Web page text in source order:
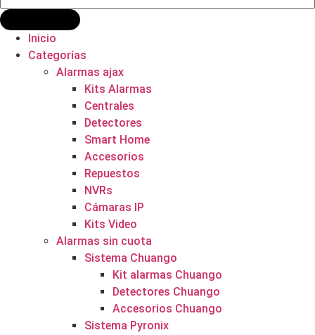
productos
Inicio
Categorías
Alarmas ajax
Kits Alarmas
Centrales
Detectores
Smart Home
Accesorios
Repuestos
NVRs
Cámaras IP
Kits Video
Alarmas sin cuota
Sistema Chuango
Kit alarmas Chuango
Detectores Chuango
Accesorios Chuango
Sistema Pyronix